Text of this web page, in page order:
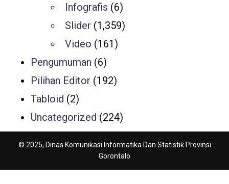
Infografis (6)
Slider (1,359)
Video (161)
Pengumuman (6)
Pilihan Editor (192)
Tabloid (2)
Uncategorized (224)
© 2025, Dinas Komunikasi Informatika Dan Statistik Provinsi
Gorontalo